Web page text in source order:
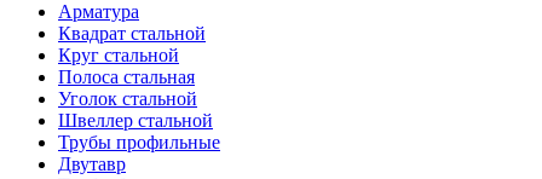
Арматура
Квадрат стальной
Круг стальной
Полоса стальная
Уголок стальной
Швеллер стальной
Трубы профильные
Двутавр